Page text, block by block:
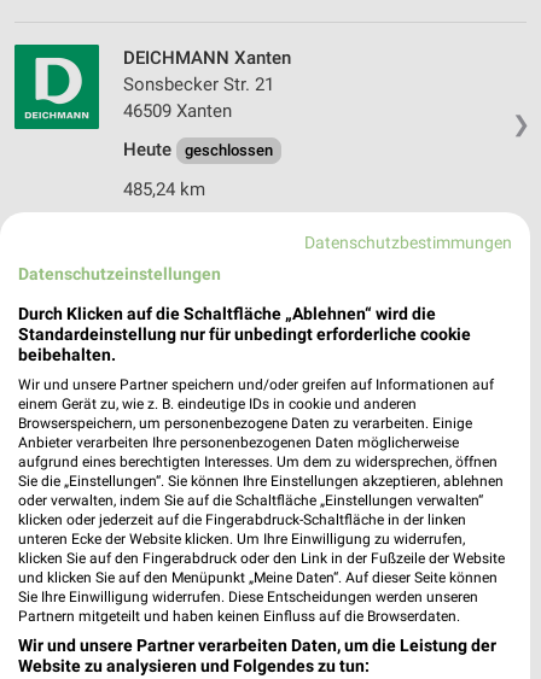
❯
DEICHMANN Xanten
Sonsbecker Str. 21
46509 Xanten
Heute
geschlossen
485,24 km
Lindenstraße 67
47623 Kevelaer
500,13 km • Angebote: 1 Prospekt
DEICHMANN Kranenburg
Großen Haag 5 d
47559 Kranenburg
Heute geschlossen
510,67 km
DEICHMANN Wesel
Datenschutzbestimmungen
Datenschutzeinstellungen
Durch Klicken auf die Schaltfläche „Ablehnen“ wird die
Standardeinstellung nur für unbedingt erforderliche cookie
beibehalten.
Wir und unsere Partner speichern und/oder greifen auf Informationen auf
einem Gerät zu, wie z. B. eindeutige IDs in cookie und anderen
Browserspeichern, um personenbezogene Daten zu verarbeiten. Einige
Anbieter verarbeiten Ihre personenbezogenen Daten möglicherweise
aufgrund eines berechtigten Interesses. Um dem zu widersprechen, öffnen
Sie die „Einstellungen“. Sie können Ihre Einstellungen akzeptieren, ablehnen
oder verwalten, indem Sie auf die Schaltfläche „Einstellungen verwalten“
klicken oder jederzeit auf die Fingerabdruck-Schaltfläche in der linken
unteren Ecke der Website klicken. Um Ihre Einwilligung zu widerrufen,
klicken Sie auf den Fingerabdruck oder den Link in der Fußzeile der Website
und klicken Sie auf den Menüpunkt „Meine Daten“. Auf dieser Seite können
Sie Ihre Einwilligung widerrufen. Diese Entscheidungen werden unseren
Partnern mitgeteilt und haben keinen Einfluss auf die Browserdaten.
Wir und unsere Partner verarbeiten Daten, um die Leistung der
Website zu analysieren und Folgendes zu tun: